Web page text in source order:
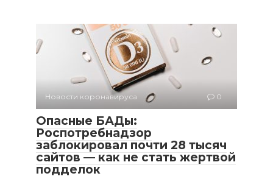
Новости коронавируса 0
Опасные БАДы:
Роспотребнадзор
заблокировал почти 28 тысяч
сайтов — как не стать жертвой
подделок